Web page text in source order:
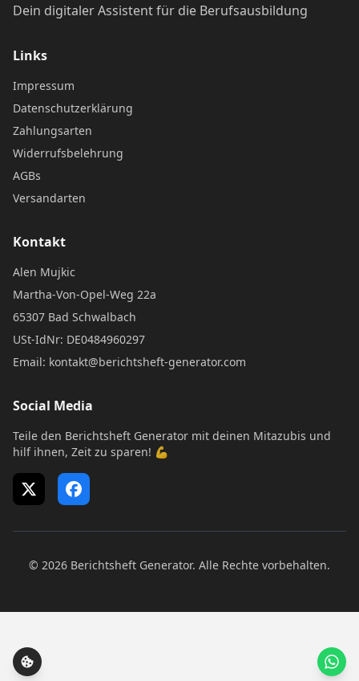
Dein digitaler Assistent für die Berufsausbildung
Links
Impressum
Datenschutzerklärung
Zahlungsarten
Widerrufsbelehrung
AGBs
Versandarten
Kontakt
Alen Mujkic
Martha-Von-Opel-Weg 22a
65307 Bad Schwalbach
USt-IdNr: DE0484960297
Email: kontakt@berichtsheft-generator.com
Social Media
Teile den Berichtsheft Generator mit deinen Mitazubis und
hilf ihnen, Zeit zu sparen! 💪
X (Twitter)Facebook
© 2026 Berichtsheft Generator. Alle Rechte vorbehalten.